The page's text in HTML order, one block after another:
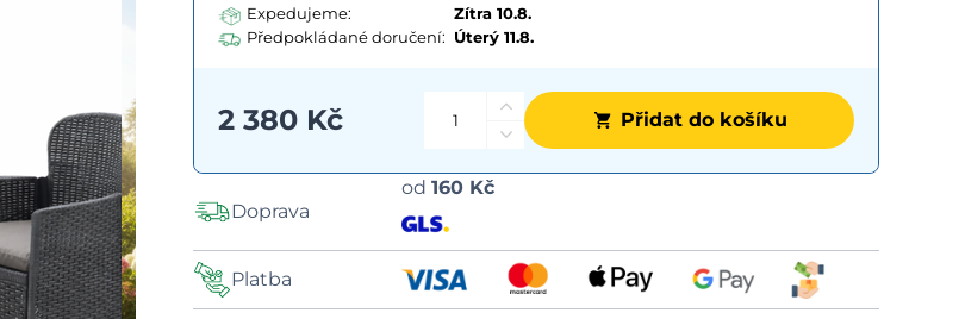
Expedujeme:
Zítra 10.8.
Předpokládané doručení: Úterý 11.8.
2 380 Kč Přidat do košíku
Doprava
od160 Kč
Platba